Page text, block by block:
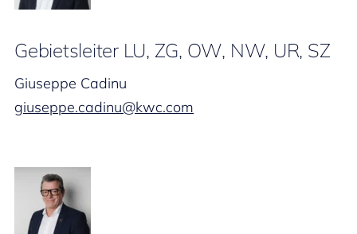
Gebietsleiter LU, ZG, OW, NW, UR, SZ
Giuseppe Cadinu
giuseppe.cadinu@kwc.com